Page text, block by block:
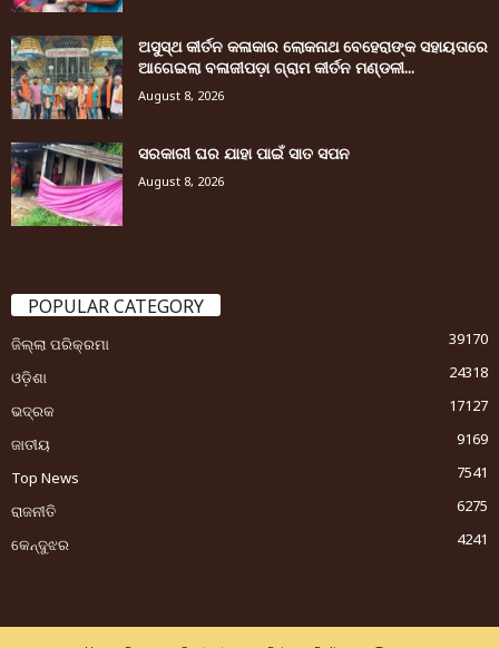
ଅସୁସ୍ଥ କୀର୍ତନ କଳାକାର ଲୋକନାଥ ବେହେରାଙ୍କ ସହାୟତାରେ
ଆଗେଇଲା ବଳାଜୀପଡ଼ା ଗ୍ରାମ କୀର୍ତନ ମଣ୍ଡଳୀ...
August 8, 2026
ସରକାରୀ ଘର ଯାହା ପାଇଁ ସାତ ସପନ
August 8, 2026
POPULAR CATEGORY
ଜିଲ୍ଲା ପରିକ୍ରମା
39170
ଓଡ଼ିଶା
24318
ଭଦ୍ରକ
17127
ଜାତୀୟ
9169
Top News
7541
ରାଜନୀତି
6275
କେନ୍ଦୁଝର
4241